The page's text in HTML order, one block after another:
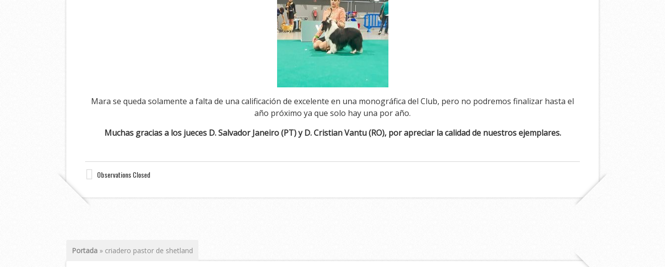
Mara se queda solamente a falta de una calificación de excelente en una monográfica del Club, pero no podremos finalizar hasta el
año próximo ya que solo hay una por año.
Muchas gracias a los jueces D. Salvador Janeiro (PT) y D. Cristian Vantu (RO), por apreciar la calidad de nuestros ejemplares.
Observations Closed
Portada » criadero pastor de shetland